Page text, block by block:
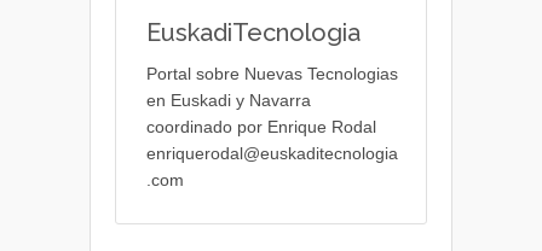
EuskadiTecnologia
Portal sobre Nuevas Tecnologias
en Euskadi y Navarra
coordinado por Enrique Rodal
enriquerodal@euskaditecnologia
.com